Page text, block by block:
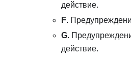
действие.
F.
G.
действие.